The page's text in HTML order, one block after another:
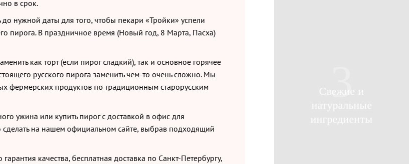
в срок.
нужной даты для того, чтобы пекари «Тройки» успели
пирога. В праздничное время (Новый год, 8 Марта, Пасха)
как торт (если пирог сладкий), так и основное горячее
русского пирога заменить чем-то очень сложно. Мы
фермерских продуктов по традиционным старорусским
ужина или купить пирог с доставкой в офис для
на нашем официальном сайте, выбрав подходящий
качества, бесплатная доставка по Санкт-Петербургу,
3
Свежие и
натуральные
ингредиенты